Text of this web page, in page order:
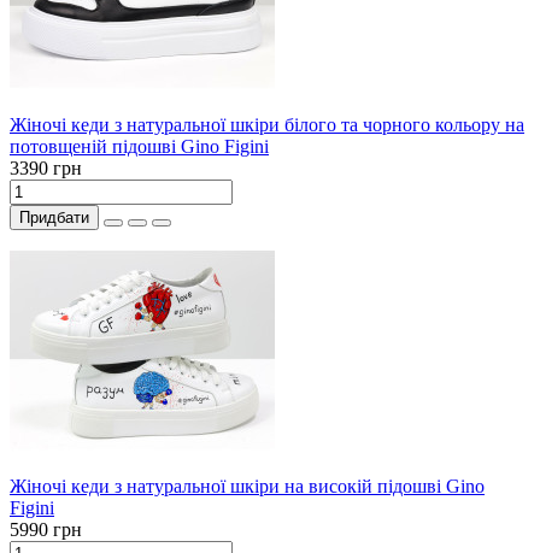
Жіночі кеди з натуральної шкіри білого та чорного кольору на
потовщеній підошві Gino Figini
3390 грн
Придбати
Жіночі кеди з натуральної шкіри на високій підошві Gino
Figini
5990 грн